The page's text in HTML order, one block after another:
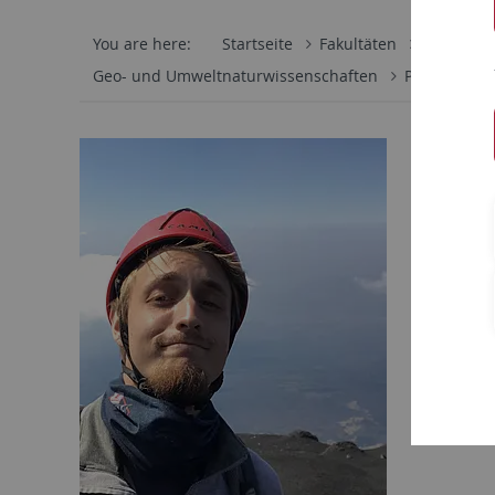
You are here: Startseite Fakultäten
Geo- und Umweltnaturwissenschaften
Petrologie